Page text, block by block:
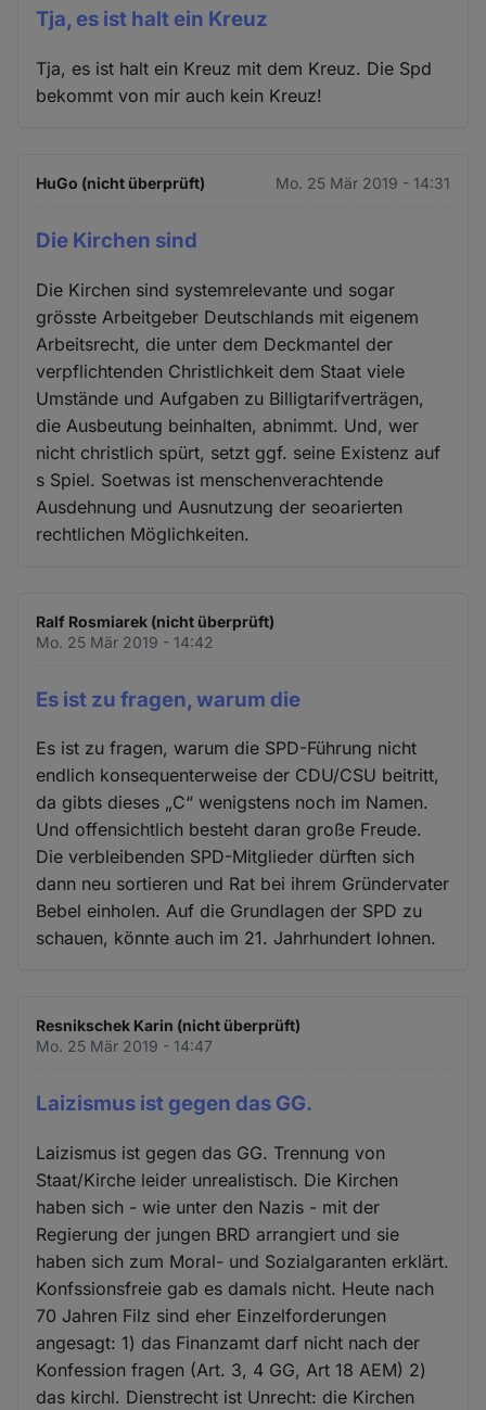
Tja, es ist halt ein Kreuz
Tja, es ist halt ein Kreuz mit dem Kreuz. Die Spd
bekommt von mir auch kein Kreuz!
HuGo (nicht überprüft) Mo. 25 Mär 2019 - 14:31
Die Kirchen sind
Die Kirchen sind systemrelevante und sogar
grösste Arbeitgeber Deutschlands mit eigenem
Arbeitsrecht, die unter dem Deckmantel der
verpflichtenden Christlichkeit dem Staat viele
Umstände und Aufgaben zu Billigtarifverträgen,
die Ausbeutung beinhalten, abnimmt. Und, wer
nicht christlich spürt, setzt ggf. seine Existenz auf
s Spiel. Soetwas ist menschenverachtende
Ausdehnung und Ausnutzung der seoarierten
rechtlichen Möglichkeiten.
Ralf Rosmiarek (nicht überprüft)
Mo. 25 Mär 2019 - 14:42
Es ist zu fragen, warum die
Es ist zu fragen, warum die SPD-Führung nicht
endlich konsequenterweise der CDU/CSU beitritt,
da gibts dieses „C“ wenigstens noch im Namen.
Und offensichtlich besteht daran große Freude.
Die verbleibenden SPD-Mitglieder dürften sich
dann neu sortieren und Rat bei ihrem Gründervater
Bebel einholen. Auf die Grundlagen der SPD zu
schauen, könnte auch im 21. Jahrhundert lohnen.
Resnikschek Karin (nicht überprüft)
Mo. 25 Mär 2019 - 14:47
Laizismus ist gegen das GG.
Laizismus ist gegen das GG. Trennung von
Staat/Kirche leider unrealistisch. Die Kirchen
haben sich - wie unter den Nazis - mit der
Regierung der jungen BRD arrangiert und sie
haben sich zum Moral- und Sozialgaranten erklärt.
Konfssionsfreie gab es damals nicht. Heute nach
70 Jahren Filz sind eher Einzelforderungen
angesagt: 1) das Finanzamt darf nicht nach der
Konfession fragen (Art. 3, 4 GG, Art 18 AEM) 2)
das kirchl. Dienstrecht ist Unrecht: die Kirchen